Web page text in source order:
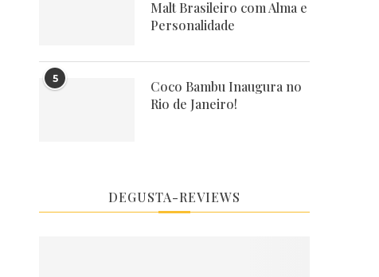
Malt Brasileiro com Alma e
Personalidade
5
Coco Bambu Inaugura no
Rio de Janeiro!
DEGUSTA-REVIEWS